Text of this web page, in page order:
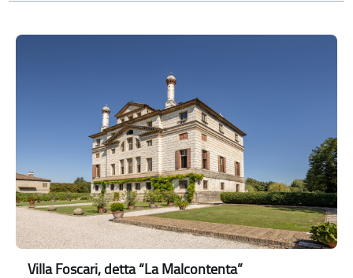
Villa Foscari, detta “La Malcontenta”